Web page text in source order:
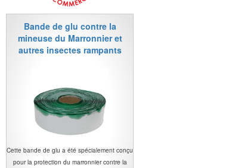
Bande de glu contre la
mineuse du Marronnier et
autres insectes rampants
Cette bande de glu a été spécialement conçu
pour la protection du marronnier contre la